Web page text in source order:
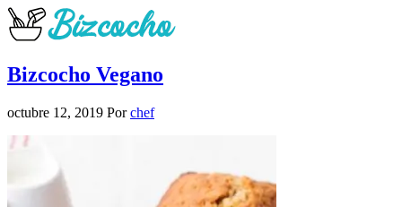
Bizcocho Vegano
octubre 12, 2019 Porchef